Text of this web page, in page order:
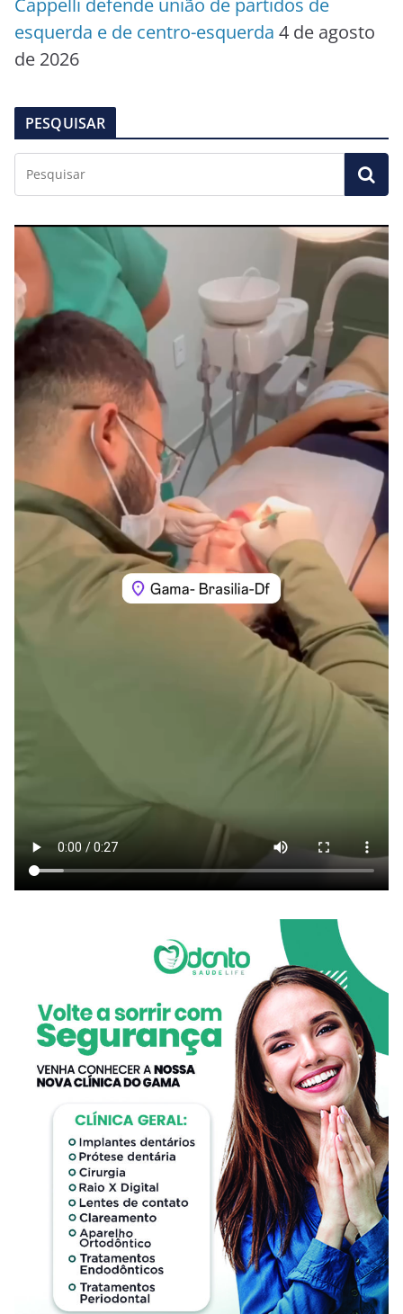
Cappelli defende união de partidos de
esquerda e de centro-esquerda 4 de agosto
de 2026
PESQUISAR